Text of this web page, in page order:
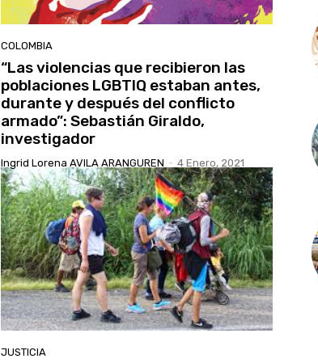
COLOMBIA
“Las violencias que recibieron las
poblaciones LGBTIQ estaban antes,
durante y después del conflicto
armado”: Sebastián Giraldo,
investigador
Ingrid Lorena AVILA ARANGUREN - 4 Enero, 2021
JUSTICIA